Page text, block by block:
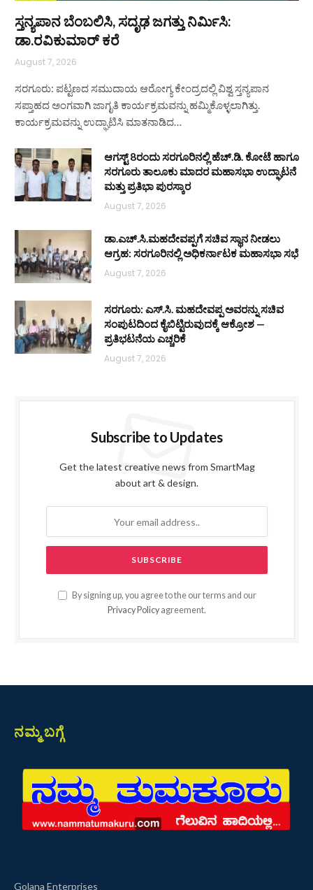
ಸ್ತನ್ಯಪಾನ ಬೆಂಬಲಿಸಿ, ಸದೃಢ ಜಗತ್ತು ನಿರ್ಮಿಸಿ:
ಡಾ.ರವಿಕುಮಾರ್ ಕರೆ
August 7, 2026
ಸರಗೂರು: ಪಟ್ಟಣದ ಸಮುದಾಯ ಆರೋಗ್ಯ ಕೇಂದ್ರದಲ್ಲಿ ವಿಶ್ವ ಸ್ತನ್ಯಪಾನ
ಸಪ್ತಾಹದ ಅಂಗವಾಗಿ ಜಾಗೃತಿ ಕಾರ್ಯಕ್ರಮವನ್ನು ಹಮ್ಮಿಕೊಳ್ಳಲಾಗಿತ್ತು.
ಕಾರ್ಯಕ್ರಮವನ್ನು ಉದ್ಘಾಟಿಸಿ ಮಾತನಾಡಿದ…
ಆಗಸ್ಟ್ 8ರಂದು ಸರಗೂರಿನಲ್ಲಿ ಹೆಚ್.ಡಿ. ಕೋಟೆ ಹಾಗೂ
ಸರಗೂರು ತಾಲೂಕು ಮಾದರ ಮಹಾಸಭಾ ಉದ್ಘಾಟನೆ
ಮತ್ತು ಪ್ರತಿಭಾ ಪುರಸ್ಕಾರ
August 7, 2026
ಡಾ.ಎಚ್.ಸಿ.ಮಹದೇವಪ್ಪಗೆ ಸಚಿವ ಸ್ಥಾನ ನೀಡಲು
ಆಗ್ರಹ: ಸರಗೂರಿನಲ್ಲಿ ಅಧಿಕರ್ನಾಟಕ ಮಹಾಸಭಾ ಸಭೆ
August 7, 2026
ಸರಗೂರು: ಎಸ್.ಸಿ. ಮಹದೇವಪ್ಪ ಅವರನ್ನು ಸಚಿವ
ಸಂಪುಟದಿಂದ ಕೈಬಿಟ್ಟಿರುವುದಕ್ಕೆ ಆಕ್ರೋಶ —
ಪ್ರತಿಭಟನೆಯ ಎಚ್ಚರಿಕೆ
August 7, 2026
Subscribe to Updates
Get the latest creative news from SmartMag
about art & design.
By signing up, you agree to the our terms and our
Privacy Policy agreement.
ನಮ್ಮ ಬಗ್ಗೆ
Golana Enterprises